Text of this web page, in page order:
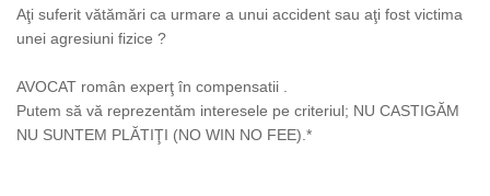
Aţi suferit vătămări ca urmare a unui accident sau aţi fost victima
unei agresiuni fizice ?
AVOCAT român experţ în compensatii .
Putem să vă reprezentăm interesele pe criteriul; NU CASTIGĂM
NU SUNTEM PLĂTIŢI (NO WIN NO FEE).*